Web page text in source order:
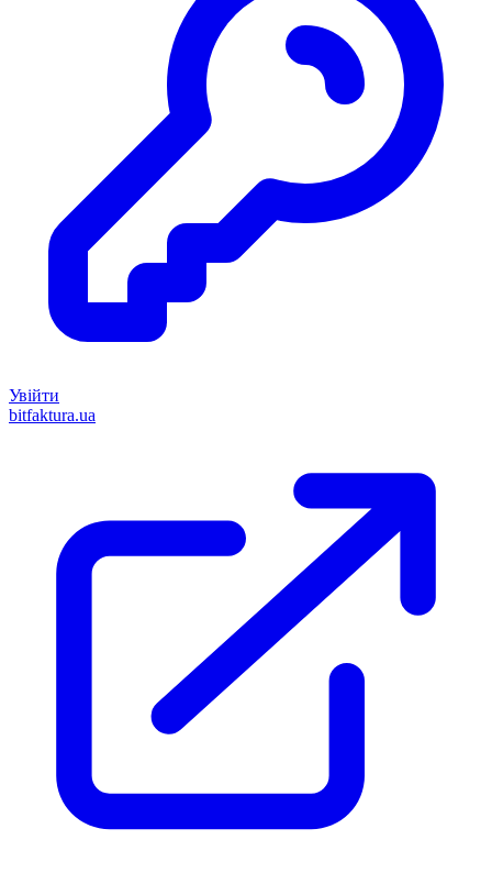
Увійти
bitfaktura.ua